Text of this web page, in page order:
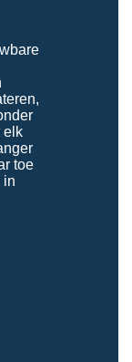
elk
toe
in